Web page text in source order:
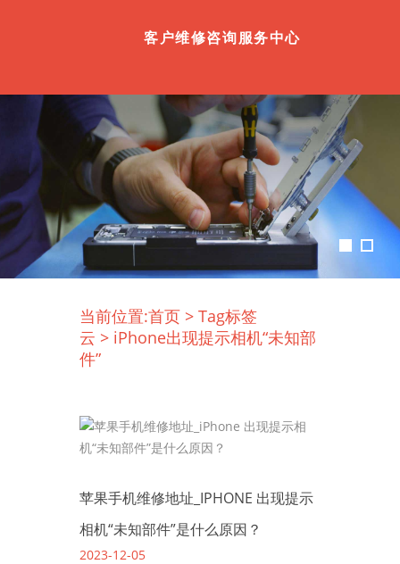
客户维修咨询服务中心
当前位置:首页 > Tag标签
云 > iPhone出现提示相机“未知部
件”
苹果手机维修地址_IPHONE 出现提示
相机“未知部件”是什么原因？
2023-12-05